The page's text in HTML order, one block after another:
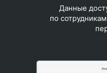
Данные
по